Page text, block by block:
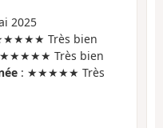
2025
Très bien
Très bien
: ★★★★★ Très